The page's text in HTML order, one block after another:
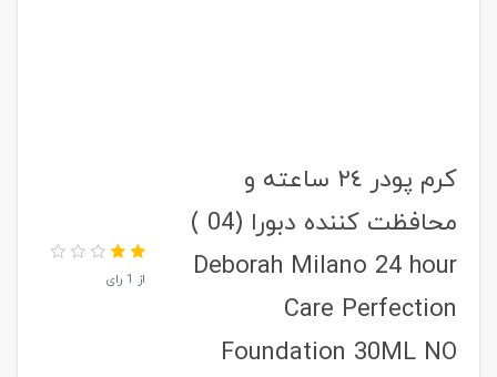
كرم پودر ٢٤ ساعته و
محافظت كننده دبورا (04 )
Deborah Milano 24 hour
Care Perfection
Foundation 30ML NO
از 1 رای